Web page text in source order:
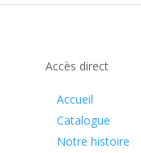
Accès direct
Accueil
Catalogue
Notre histoire